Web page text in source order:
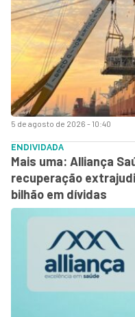
5 de agosto de 2026 - 10:40
ENDIVIDADA
Mais uma: Alliança
recuperação
bilhão em dívidas